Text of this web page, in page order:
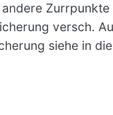
Zurrpunkte
versch.
siehe in